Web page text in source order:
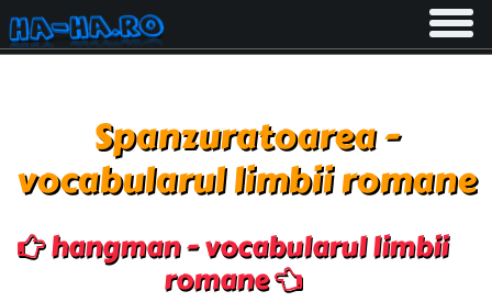
Toggle
Spanzuratoarea -
vocabularul limbii romane
hangman - vocabularul limbii
romane